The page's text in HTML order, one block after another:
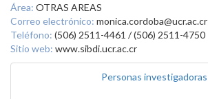
Área: OTRAS AREAS
Correo electrónico: monica.cordoba@ucr.ac.cr
Teléfono: (506) 2511-4461 / (506) 2511-4750
Sitio web: www.sibdi.ucr.ac.cr
Personas investigadoras